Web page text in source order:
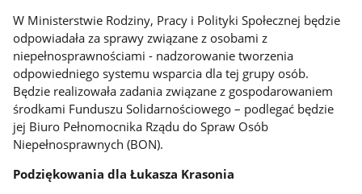
W Ministerstwie Rodziny, Pracy i Polityki Społecznej będzie
odpowiadała za sprawy związane z osobami z
niepełnosprawnościami - nadzorowanie tworzenia
odpowiedniego systemu wsparcia dla tej grupy osób.
Będzie realizowała zadania związane z gospodarowaniem
środkami Funduszu Solidarnościowego – podlegać będzie
jej Biuro Pełnomocnika Rządu do Spraw Osób
Niepełnosprawnych (BON).
Podziękowania dla Łukasza Krasonia